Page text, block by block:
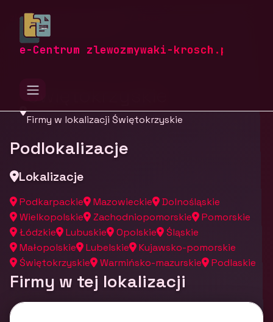
e-Centrum zlewozmywaki-krosch.pl
zlewozmywaki-krosch.pl
Firmy z województwa
Świętokrzyskie
Firmy w lokalizacji Świętokrzyskie
Podlokalizacje
Lokalizacje
Podkarpackie Mazowieckie
Dolnośląskie
Wielkopolskie
Zachodniopomorskie
Pomorskie
Łódzkie
Lubuskie Opolskie
Śląskie
Małopolskie
Lubelskie
Kujawsko-pomorskie
Świętokrzyskie
Warmińsko-mazurskie Podlaskie
Firmy w tej lokalizacji